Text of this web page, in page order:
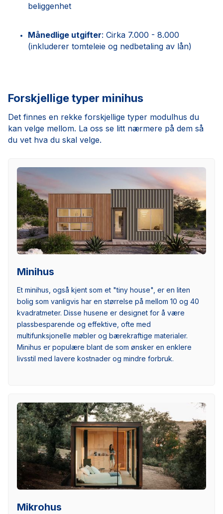
beliggenhet
Månedlige utgifter: Cirka 7.000 - 8.000
(inkluderer tomteleie og nedbetaling av lån)
Forskjellige typer minihus
Det finnes en rekke forskjellige typer modulhus du
kan velge mellom. La oss se litt nærmere på dem så
du vet hva du skal velge.
Minihus
Et minihus, også kjent som et "tiny house", er en liten
bolig som vanligvis har en størrelse på mellom 10 og 40
kvadratmeter. Disse husene er designet for å være
plassbesparende og effektive, ofte med
multifunksjonelle møbler og bærekraftige materialer.
Minihus er populære blant de som ønsker en enklere
livsstil med lavere kostnader og mindre forbruk.
Mikrohus